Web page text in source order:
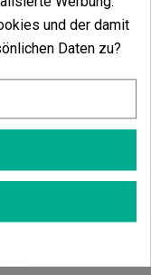
und der damit
Daten zu?